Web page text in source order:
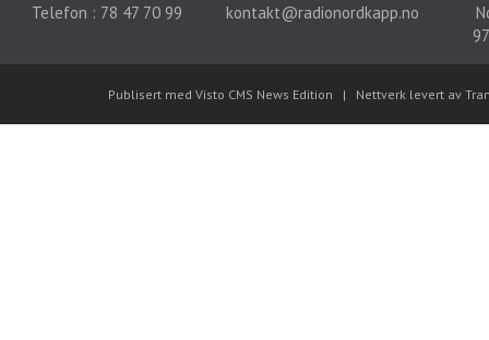
Telefon : 78 47 70 99 kontakt@radionordkapp.no
Publisert med Visto CMS News Edition | Nettverk levert av